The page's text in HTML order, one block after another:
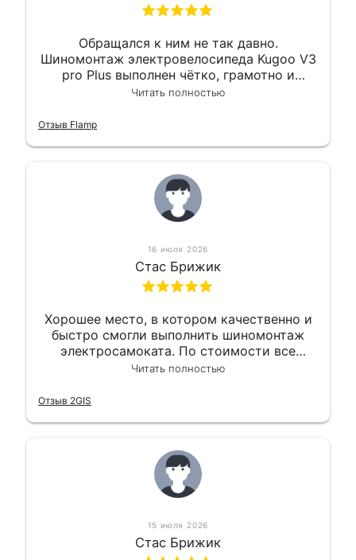
Обращался к ним не так давно.
Шиномонтаж электровелосипеда Kugoo V3
pro Plus выполнен чётко, грамотно и
квалифицированно. Всё сделано
Читать полностью
Отзыв Flamp
16 июля 2026
Стас Брижик
Хорошее место, в котором качественно и
быстро смогли выполнить шиномонтаж
электросамоката. По стоимости все
вышло вообще приемлемо хочу сказать.
Читать полностью
Отзыв 2GIS
15 июля 2026
Стас Брижик